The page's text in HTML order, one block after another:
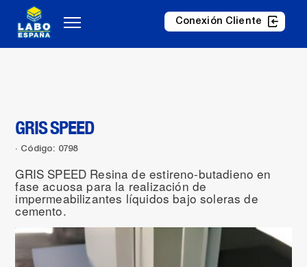
Conexión Cliente
GRIS SPEED
Código: 0798
GRIS SPEED Resina de estireno-butadieno en
fase acuosa para la realización de
impermeabilizantes líquidos bajo soleras de
cemento.